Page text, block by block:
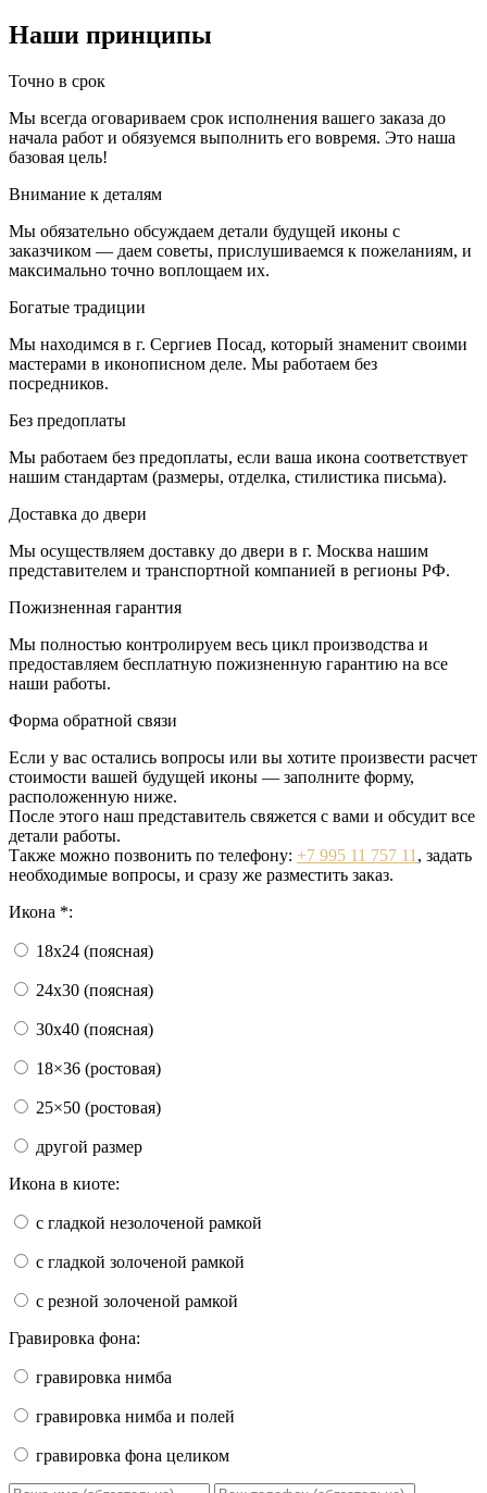
Наши принципы
Точно в срок
Мы всегда оговариваем срок исполнения вашего заказа до
начала работ и обязуемся выполнить его вовремя. Это наша
базовая цель!
Внимание к деталям
Мы обязательно обсуждаем детали будущей иконы с
заказчиком — даем советы, прислушиваемся к пожеланиям, и
максимально точно воплощаем их.
Богатые традиции
Мы находимся в г. Сергиев Посад, который знаменит своими
мастерами в иконописном деле. Мы работаем без
посредников.
Без предоплаты
Мы работаем без предоплаты, если ваша икона соответствует
нашим стандартам (размеры, отделка, стилистика письма).
Доставка до двери
Мы осуществляем доставку до двери в г. Москва нашим
представителем и транспортной компанией в регионы РФ.
Пожизненная гарантия
Мы полностью контролируем весь цикл производства и
предоставляем бесплатную пожизненную гарантию на все
наши работы.
Форма обратной связи
Если у вас остались вопросы или вы хотите произвести расчет
стоимости вашей будущей иконы — заполните форму,
расположенную ниже.
После этого наш представитель свяжется с вами и обсудит все
детали работы.
Также можно позвонить по телефону: +7 995 11 757 11 , задать
необходимые вопросы, и сразу же разместить заказ.
Икона *:
18х24 (поясная)
24x30 (поясная)
30x40 (поясная)
18×36 (ростовая)
25×50 (ростовая)
другой размер
Икона в киоте:
с гладкой незолоченой рамкой
с гладкой золоченой рамкой
с резной золоченой рамкой
Гравировка фона:
гравировка нимба
гравировка нимба и полей
гравировка фона целиком